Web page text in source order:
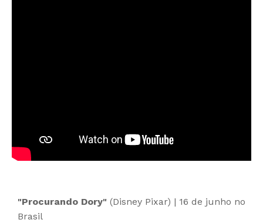
"Procurando Dory" (Disney Pixar) | 16 de junho no
Brasil